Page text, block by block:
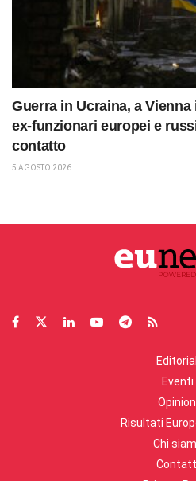
Guerra in Ucraina, a
ex-funzionari europei e
contatto
5 AGOSTO 2026
Eventi
Risultati
Chi